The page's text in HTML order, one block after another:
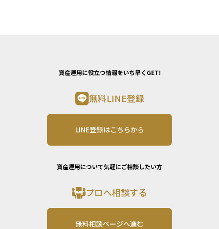
資産運用に役立つ情報をいち早くGET!
無料LINE登録
LINE登録はこちらから
資産運用について気軽にご相談したい方
プロへ相談する
無料相談ページへ進む